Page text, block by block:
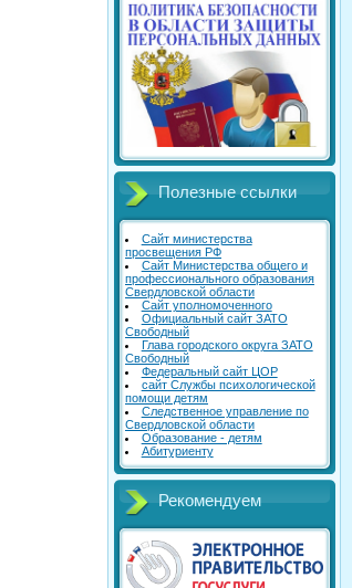
Полезные ссылки
Сайт министерства
просвещения РФ
Сайт Министерства общего и
профессионального образования
Свердловской области
Сайт уполномоченного
Официальный сайт ЗАТО
Свободный
Глава городского округа ЗАТО
Свободный
Федеральный сайт ЦОР
сайт Службы психологической
помощи детям
Следственное управление по
Свердловской области
Образование - детям
Абитуриенту
Рекомендуем